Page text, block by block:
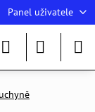
Panel uživatele